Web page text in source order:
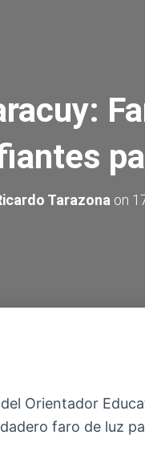
Tarazona on
Orientador
faro de luz